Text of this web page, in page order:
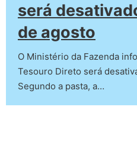
será
de agosto
O Ministério da Fazenda
Tesouro Direto será
Segundo a pasta, a…